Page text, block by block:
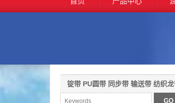
锭带 PU圆带 同步带 输送带 纺织